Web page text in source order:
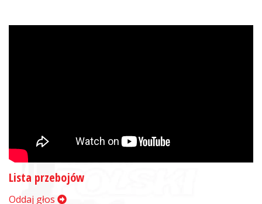
Lista przebojów
Oddaj głos